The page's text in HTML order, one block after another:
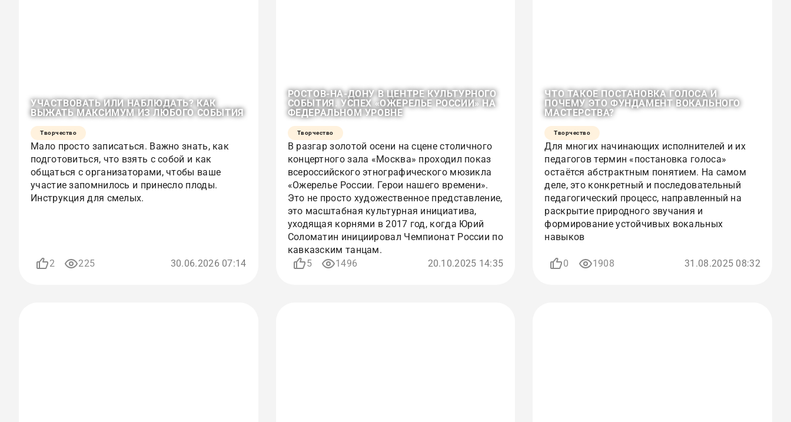
УЧАСТВОВАТЬ ИЛИ НАБЛЮДАТЬ? КАК
ВЫЖАТЬ МАКСИМУМ ИЗ ЛЮБОГО СОБЫТИЯ
Творчество
Мало просто записаться. Важно знать, как
подготовиться, что взять с собой и как
общаться с организаторами, чтобы ваше
участие запомнилось и принесло плоды.
Инструкция для смелых.
2 225 30.06.2026 07:14
РОСТОВ-НА-ДОНУ В ЦЕНТРЕ КУЛЬТУРНОГО
СОБЫТИЯ. УСПЕХ «ОЖЕРЕЛЬЕ РОССИИ» НА
ФЕДЕРАЛЬНОМ УРОВНЕ
Творчество
В разгар золотой осени на сцене столичного
концертного зала «Москва» проходил показ
всероссийского этнографического мюзикла
«Ожерелье России. Герои нашего времени».
Это не просто художественное представление,
это масштабная культурная инициатива,
уходящая корнями в 2017 год, когда Юрий
Соломатин инициировал Чемпионат России по
кавказским танцам.
5
1496 20.10.2025 14:35
ЧТО ТАКОЕ ПОСТАНОВКА ГОЛОСА И
ПОЧЕМУ ЭТО ФУНДАМЕНТ ВОКАЛЬНОГО
МАСТЕРСТВА?
Творчество
Для многих начинающих исполнителей и их
педагогов термин «постановка голоса»
остаётся абстрактным понятием. На самом
деле, это конкретный и последовательный
педагогический процесс, направленный на
раскрытие природного звучания и
формирование устойчивых вокальных
навыков
0 1908 31.08.2025 08:32